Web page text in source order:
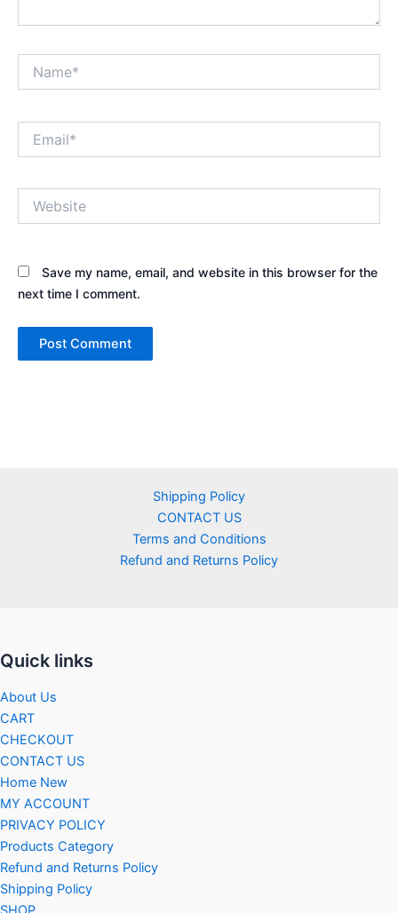
Save my name, email, and website in this browser for the
next time I comment.
Shipping Policy
CONTACT US
Terms and Conditions
Refund and Returns Policy
Quick links
About Us
CART
CHECKOUT
CONTACT US
Home New
MY ACCOUNT
PRIVACY POLICY
Products Category
Refund and Returns Policy
Shipping Policy